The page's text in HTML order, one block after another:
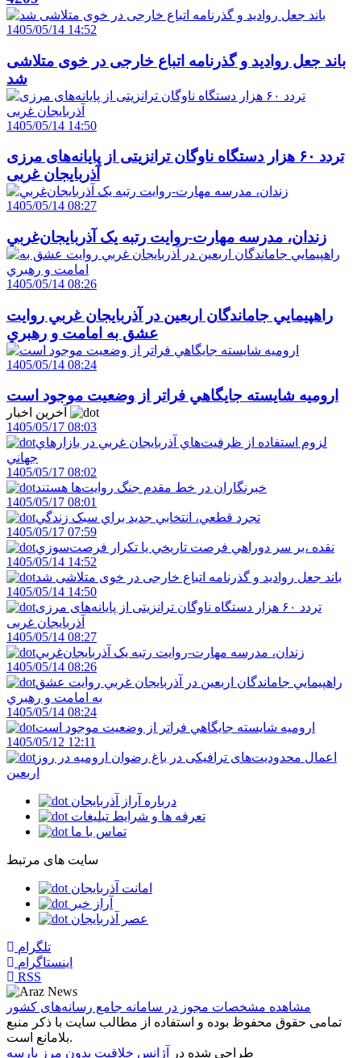
1405/05/14 14:52
باند جعل روادید و گذرنامه اتباع خارجی در خوی متلاشی
شد
1405/05/14 14:50
تردد ۶۰ هزار دستگاه ناوگان ترانزیتی از پایانه‌های مرزی
آذربایجان ‌غربی
1405/05/14 08:27
زندان، مدرسه مهارت-روايت رتبه يک آذربايجان‌غربي
1405/05/14 08:26
راهپيمايي جاماندگان اربعين در آذربايجان غربي روايت
عشق به امامت و رهبري
1405/05/14 08:24
اروميه شايسته جايگاهي فراتر از وضعيت موجود است
1405/05/17 08:03
لزوم استفاده از ظرفيت‌هاي آذربايجان غربي در بازارهاي
جهاني
1405/05/17 08:02
خبرنگاران در خط مقدم جنگ روايت‌ها هستند
1405/05/17 08:01
تجرد قطعي، انتخابي جديد براي سبک زندگي
1405/05/17 07:59
نقده ،بر سر دوراهي فرصت تاريخي يا تکرار فرصت‌سوزي
1405/05/14 14:52
باند جعل روادید و گذرنامه اتباع خارجی در خوی متلاشی شد
1405/05/14 14:50
تردد ۶۰ هزار دستگاه ناوگان ترانزیتی از پایانه‌های مرزی
آذربایجان ‌غربی
1405/05/14 08:27
زندان، مدرسه مهارت-روايت رتبه يک آذربايجان‌غربي
1405/05/14 08:26
راهپيمايي جاماندگان اربعين در آذربايجان غربي روايت عشق
به امامت و رهبري
1405/05/14 08:24
اروميه شايسته جايگاهي فراتر از وضعيت موجود است
1405/05/12 12:11
اعمال محدودیت‌های ترافیکی در باغ رضوان ارومیه در روز
اربعین
درباره آراز آذربایجان
تعرفه ها و شرایط تبلیغات
تماس با ما
سایت های مرتبط
امانت آذربایجان
آراز خبر
عصر آذربایجان
تلگرام
اینستاگرام
RSS
مشاهده مشخصات مجوز در سامانه جامع رسانه‌های کشور
تمامی حقوق محفوظ بوده و استفاده از مطالب سایت با ذکر منبع
بلامانع است.
طراحی شده در
آژانس خلاقیت بدون مرز پارسه